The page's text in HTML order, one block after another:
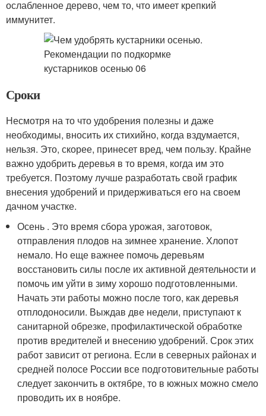
ослабленное дерево, чем то, что имеет крепкий
иммунитет.
Сроки
Несмотря на то что удобрения полезны и даже
необходимы, вносить их стихийно, когда вздумается,
нельзя. Это, скорее, принесет вред, чем пользу. Крайне
важно удобрить деревья в то время, когда им это
требуется. Поэтому лучше разработать свой график
внесения удобрений и придерживаться его на своем
дачном участке.
Осень . Это время сбора урожая, заготовок,
отправления плодов на зимнее хранение. Хлопот
немало. Но еще важнее помочь деревьям
восстановить силы после их активной деятельности и
помочь им уйти в зиму хорошо подготовленными.
Начать эти работы можно после того, как деревья
отплодоносили. Выждав две недели, приступают к
санитарной обрезке, профилактической обработке
против вредителей и внесению удобрений. Срок этих
работ зависит от региона. Если в северных районах и
средней полосе России все подготовительные работы
следует закончить в октябре, то в южных можно смело
проводить их в ноябре.